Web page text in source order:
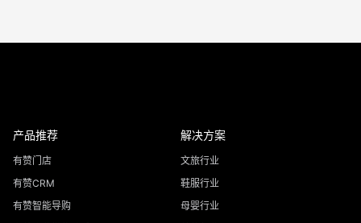
产品推荐
有赞门店
有赞CRM
有赞智能导购
解决方案
文旅行业
鞋服行业
母婴行业